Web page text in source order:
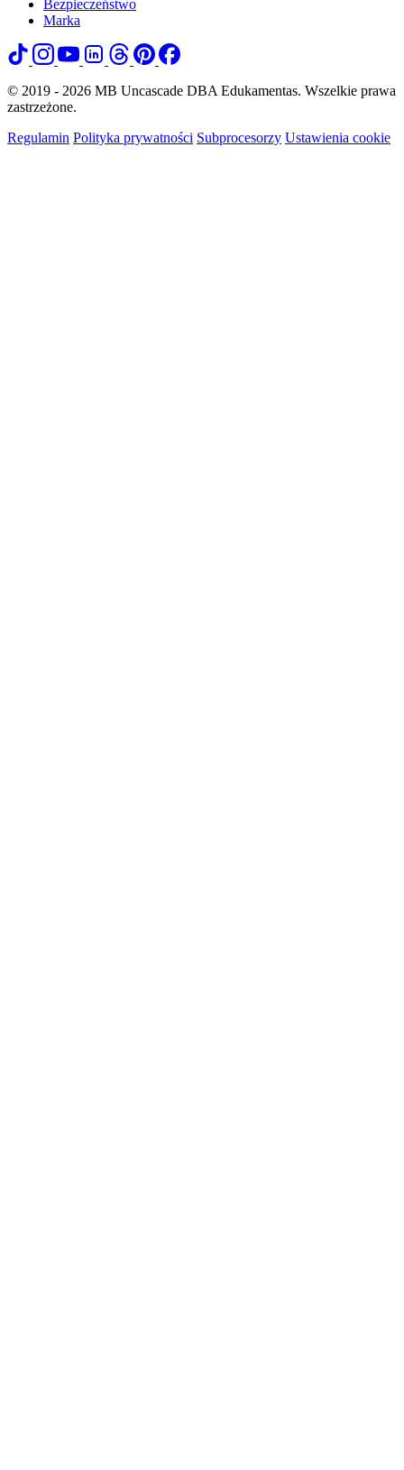
Bezpieczeństwo
Marka
© 2019 - 2026 MB Uncascade DBA Edukamentas. Wszelkie prawa
zastrzeżone.
Regulamin Polityka prywatności Subprocesorzy Ustawienia cookie